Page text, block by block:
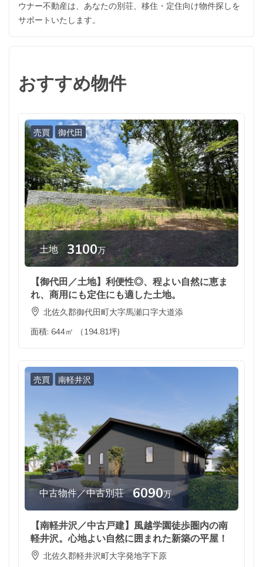
ウナー不動産は、あなたの別荘、移住・定住向け物件探しを
サポートいたします。
おすすめ物件
売買 御代田
土地 3100万
【御代田／土地】利便性◎、程よい自然に恵ま
れ、商用にも定住にも適した土地。
北佐久郡御代田町大字馬瀬口字大道添
面積: 644㎡ （194.81坪)
売買 南軽井沢
中古物件／中古別荘 6090万
【南軽井沢／中古戸建】風越学園徒歩圏内の南
軽井沢。心地よい自然に囲まれた新築の平屋！
北佐久郡軽井沢町大字発地字下原